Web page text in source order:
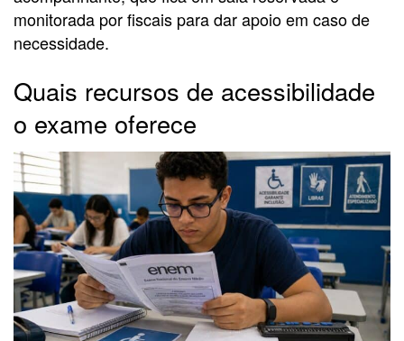
monitorada por fiscais para dar apoio em caso de
necessidade.
Quais recursos de acessibilidade
o exame oferece